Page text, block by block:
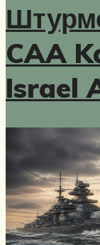
CAA
Israel